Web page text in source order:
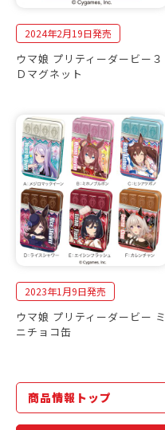
2024年2月19日発売
ウマ娘 プリティーダービー３
Ｄマグネット
2023年1月9日発売
ウマ娘 プリティーダービー ミ
ニチョコ缶
商品情報トップ